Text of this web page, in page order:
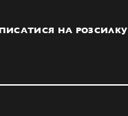
НА РОЗСИЛКУ